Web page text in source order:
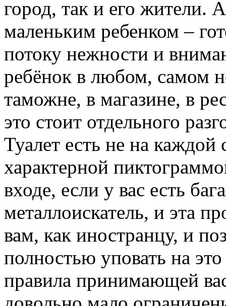
город, так и его жители.
маленьким ребенком –
потоку нежности и
ребёнок в любом, самом
таможне, в магазине, в
это стоит отдельного
Туалет есть не на каждой
характерной
входе, если у вас есть
металлоискатель, и эта
вам, как иностранцу, и
полностью уповать на
правила принимающей